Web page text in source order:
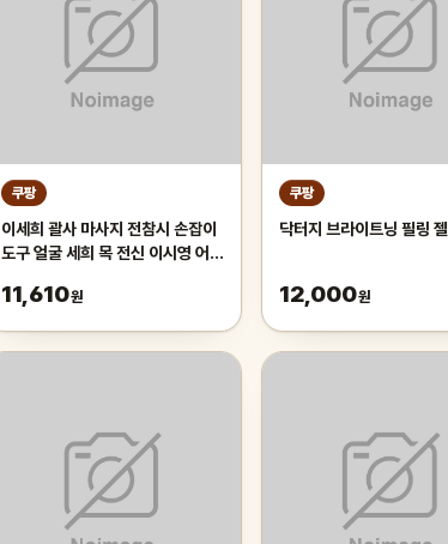
쿠팡
이세희 괄사 마사지 전참시 손잡이
도구 얼굴 세희 목 전신 이시영 어깨
11,610원
쿠팡
닥터지 브라이트닝 필링 젤
12,000원